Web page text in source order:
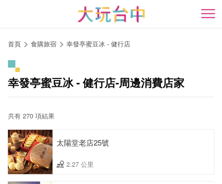
開
首頁 食購旅宿 幸發亭蜜豆冰 - 健行店
幸發亭蜜豆冰 - 健行店-周邊消費店家
共有 270 項結果
太陽堂老店25號
2.27 公里